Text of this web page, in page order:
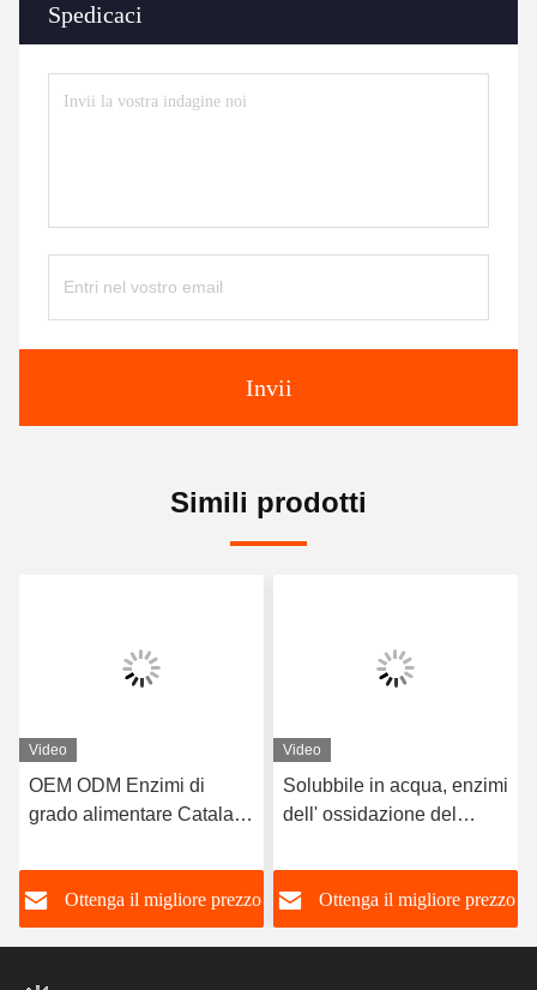
Spedicaci
Invii
Simili prodotti
Video
OEM ODM Enzimi di
grado alimentare Catalase
di allentamento
Ottenga il migliore prezzo
Video
Solubbile in acqua, enzimi
dell' ossidazione del
Ottenga il migliore prezzo